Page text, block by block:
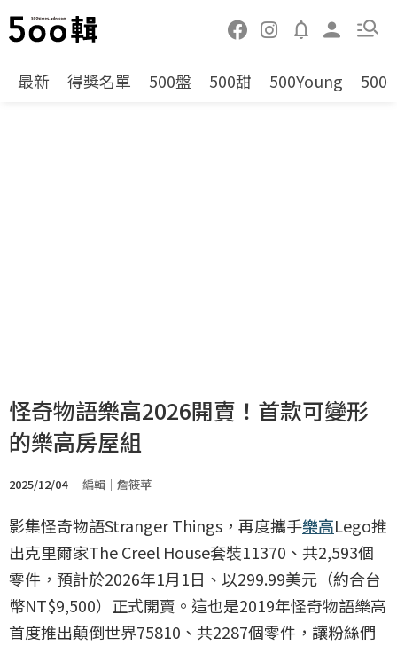
最新 得獎名單 500盤 500甜 500Young 500
怪奇物語樂高2026開賣！首款可變形
的樂高房屋組
2025/12/04 編輯｜詹筱苹
影集怪奇物語Stranger Things，再度攜手樂高Lego推
出克里爾家The Creel House套裝11370、共2,593個
零件，預計於2026年1月1日、以299.99美元（約合台
幣NT$9,500）正式開賣。這也是2019年怪奇物語樂高
首度推出顛倒世界75810、共2287個零件，讓粉絲們